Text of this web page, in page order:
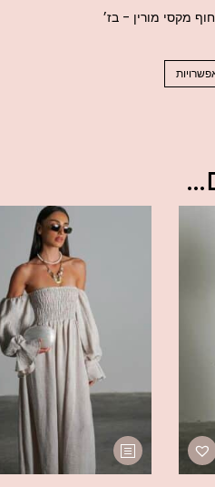
מקסי מורין - בז׳